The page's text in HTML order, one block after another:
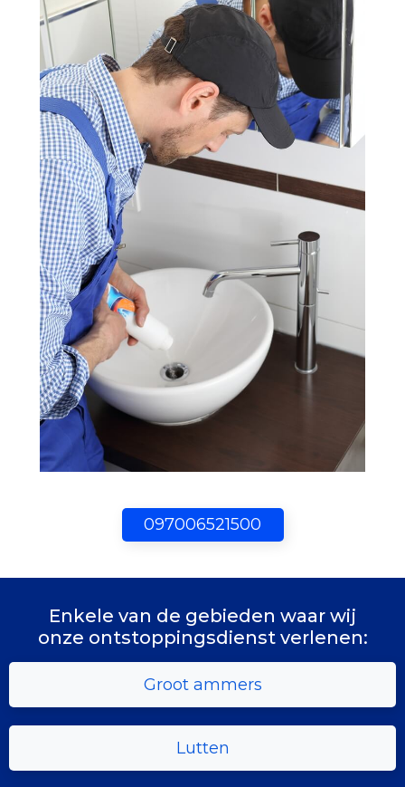
097006521500
Enkele van de gebieden waar wij
onze ontstoppingsdienst verlenen:
Groot ammers
Lutten